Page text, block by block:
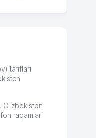
tariflari
O'zbekiston
raqamlari